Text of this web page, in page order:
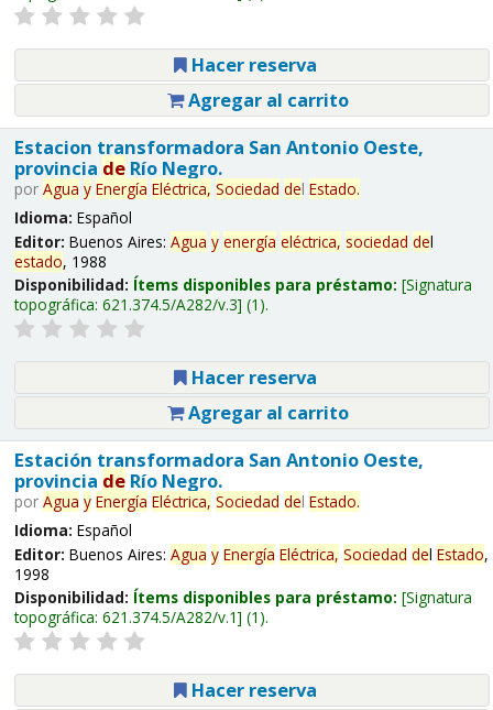
Hacer reserva
Agregar al carrito
Estacion transformadora San Antonio Oeste,
provincia deRío Negro.
por Agua y Energía Eléctrica, Sociedad del Estado.
Idioma: Español
Editor: Buenos Aires: Agua y energía eléctrica, sociedad del
estado, 1988
Disponibilidad: Ítems disponibles para préstamo: Signatura
topográfica: 621.374.5/A282/v.3 (1).
Hacer reserva
Agregar al carrito
Estación transformadora San Antonio Oeste,
provincia deRío Negro.
por Agua y Energía Eléctrica, Sociedad del Estado.
Idioma: Español
Editor: Buenos Aires: Agua y Energía Eléctrica, Sociedad del Estado,
1998
Disponibilidad: Ítems disponibles para préstamo: Signatura
topográfica: 621.374.5/A282/v.1 (1).
Hacer reserva